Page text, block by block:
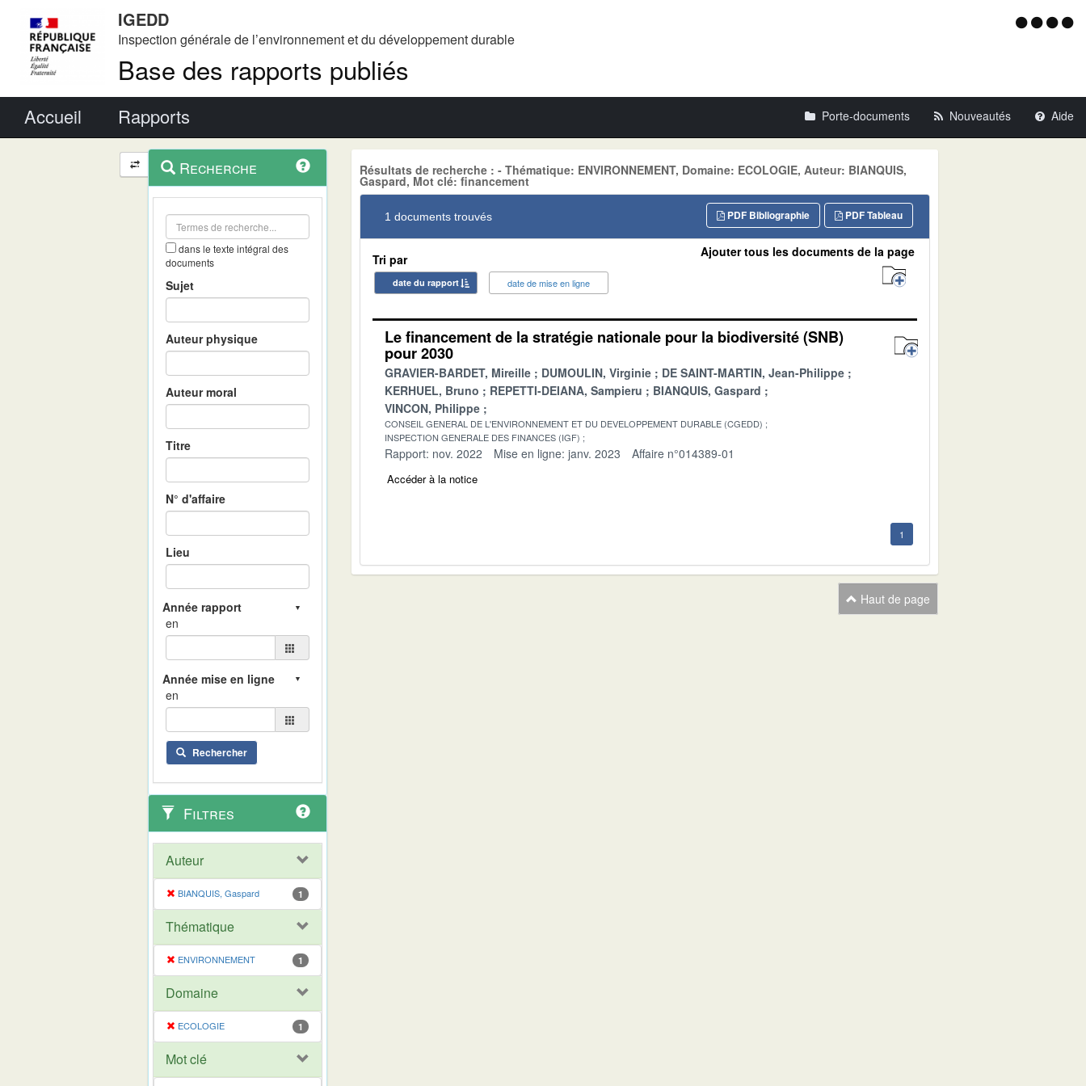
IGEDD
Inspection générale de l’environnement et du développement durable
Base des rapports publiés
Menu
Accueil Rapports Porte-documents Nouveautés Aide
Navigation
et
outils
contextuel
Recherche
dans le texte intégral des
documents
Sujet
Auteur physique
Auteur moral
Titre
N° d'affaire
Lieu
en
en
Rechercher
Filtres
Auteur
BIANQUIS, Gaspard 1
Thématique
ENVIRONNEMENT 1
Domaine
ECOLOGIE 1
Mot clé
Résultats de recherche : - Thématique: ENVIRONNEMENT, Domaine: ECOLOGIE, Auteur: BIANQUIS,
Gaspard, Mot clé: financement
1 documents trouvés PDF Tableau
PDF Bibliographie
Tri par
date du rapport date de mise en ligne
Ajouter tous les documents de la page
Le financement de la stratégie nationale pour la biodiversité (SNB)
pour 2030
GRAVIER-BARDET, Mireille DUMOULIN, Virginie
DE SAINT-MARTIN, Jean-Philippe
KERHUEL, Bruno
REPETTI-DEIANA, Sampieru
BIANQUIS, Gaspard
VINCON, Philippe
CONSEIL GENERAL DE L'ENVIRONNEMENT ET DU DEVELOPPEMENT DURABLE (CGEDD)
INSPECTION GENERALE DES FINANCES (IGF)
Rapport: nov. 2022 Mise en ligne: janv. 2023 Affaire n°014389-01
Accéder à la notice
1
Haut de page